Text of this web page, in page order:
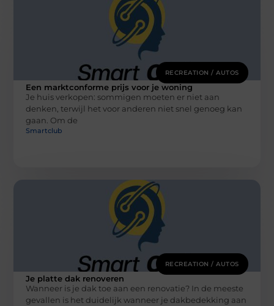
RECREATION / AUTOS
Een marktconforme prijs voor je woning
Je huis verkopen: sommigen moeten er niet aan
denken, terwijl het voor anderen niet snel genoeg kan
gaan. Om de
Smartclub
RECREATION / AUTOS
Je platte dak renoveren
Wanneer is je dak toe aan een renovatie? In de meeste
gevallen is het duidelijk wanneer je dakbedekking aan